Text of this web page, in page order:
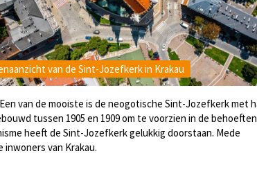
van de Sint-Jozefkerk in Krakau
van de mooiste is de neogotische Sint-Jozefkerk met
tussen 1905 en 1909 om te voorzien in de behoeften
heeft de Sint-Jozefkerk gelukkig doorstaan. Mede
van Krakau.